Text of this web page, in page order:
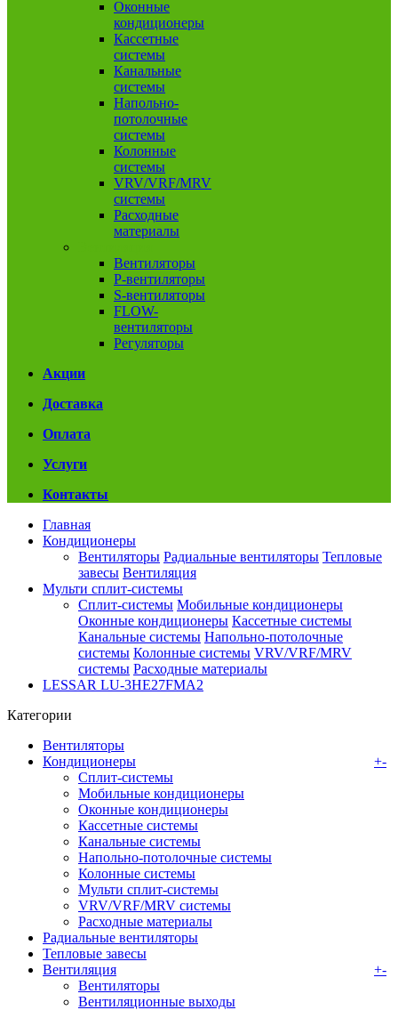
Оконные
кондиционеры
Кассетные
системы
Канальные
системы
Напольно-
потолочные
системы
Колонные
системы
VRV/VRF/MRV
системы
Расходные
материалы
Вентиляторы
P-вентиляторы
S-вентиляторы
FLOW-
вентиляторы
Регуляторы
Акции
Доставка
Оплата
Услуги
Контакты
Главная
Кондиционеры
Вентиляторы Радиальные вентиляторы Тепловые
завесы Вентиляция
Мульти сплит-системы
Сплит-системы Мобильные кондиционеры
Оконные кондиционеры Кассетные системы
Канальные системы Напольно-потолочные
системы Колонные системы VRV/VRF/MRV
системы Расходные материалы
LESSAR LU-3HE27FMA2
Категории
Вентиляторы
Кондиционеры
+-
Сплит-системы
Мобильные кондиционеры
Оконные кондиционеры
Кассетные системы
Канальные системы
Напольно-потолочные системы
Колонные системы
Мульти сплит-системы
VRV/VRF/MRV системы
Расходные материалы
Радиальные вентиляторы
Тепловые завесы
Вентиляция
+-
Вентиляторы
Вентиляционные выходы